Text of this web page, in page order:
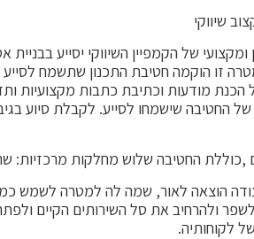
שיווקי
ומקצועי של הקמפיין השיווקי יסייע
זו הוקמה חטיבת התכנון שתשמח
הכנת מודעות וכתיבת כתבות מקצועיות
החטיבה שישמחו לסייע. לקבלת סיוע
,כוללת החטיבה שלוש מחלקות מרכזיות:
הוצאה לאור, שמה לה למטרה לשמש
ולהרחיב את סל השירותים הקיים
לקוחותיה.